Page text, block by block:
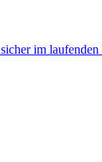
im